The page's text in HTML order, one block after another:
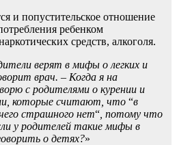
и попустительское отношение
ребенком
средств, алкоголя.
верят в мифы о легких и
врач. – Когда я на
с родителями о курении и
которые считают, что “в
страшного нет“ , потому что
у родителей такие мифы в
о детях?»